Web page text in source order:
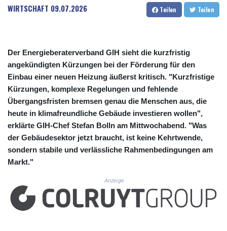
CUC 1.156136
CUP 30.637594
DKK 7.477932
DOP 67.289164
DZD 152.967099
EGP 57.293288
ERN 17.342035
ETB 186.049588
FJD 2.553384
FKP 0.8566
GBP 0.856968
GHS 13.526832
GIP 0.8566
GMD 84.980421
WIRTSCHAFT 09.07.2026 Teilen Teilen
Der Energieberaterverband GIH sieht die kurzfristig
angekündigten Kürzungen bei der Förderung für den
Einbau einer neuen Heizung äußerst kritisch. "Kurzfristige
Kürzungen, komplexe Regelungen und fehlende
Übergangsfristen bremsen genau die Menschen aus, die
heute in klimafreundliche Gebäude investieren wollen",
erklärte GIH-Chef Stefan Bolln am Mittwochabend. "Was
der Gebäudesektor jetzt braucht, ist keine Kehrtwende,
sondern stabile und verlässliche Rahmenbedingungen am
Markt."
Anzeige